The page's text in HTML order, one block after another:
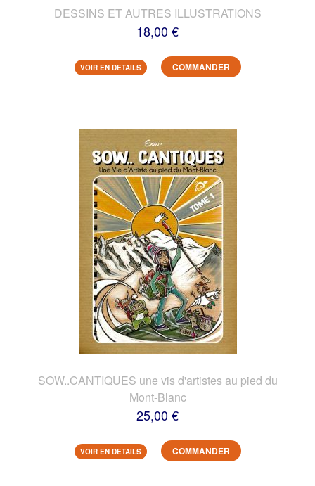
DESSINS ET AUTRES ILLUSTRATIONS
18,00 €
VOIR EN DETAILS COMMANDER
SOW..CANTIQUES une vis d'artistes au pied du
Mont-Blanc
25,00 €
VOIR EN DETAILS COMMANDER